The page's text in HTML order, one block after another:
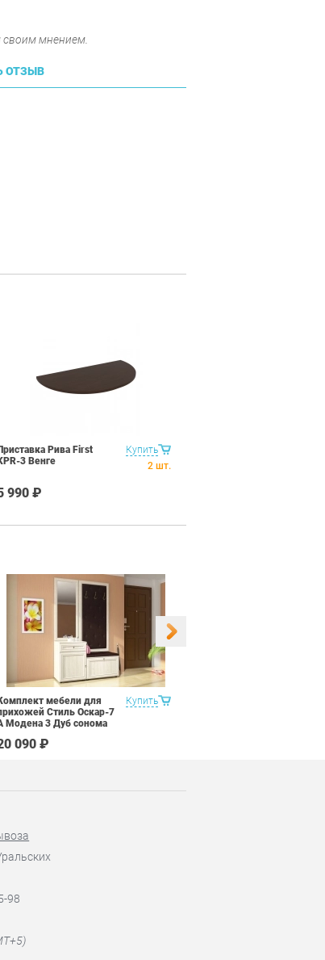
своим мнением.
ОТЗЫВ
Купить
Рива First
3 Венге
990 ₽
2 шт.
Купить
мебели для
Стиль Оскар-7
Модена 3 Дуб сонома
090 ₽
98